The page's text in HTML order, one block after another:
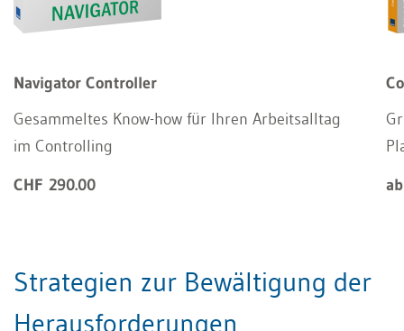
Navigator Controller
Gesammeltes Know-how für Ihren Arbeitsalltag
im Controlling
CHF 290.00
Strategien zur Bewältigung der
Herausforderungen